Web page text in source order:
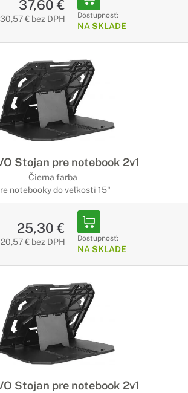
37,60 €
30,57 € bez DPH Dostupnosť:
NA SKLADE
Stojan pre notebook 2v1
Čierna farba
notebooky do veľkosti 15"
25,30 €
20,57 € bez DPH Dostupnosť:
NA SKLADE
Stojan pre notebook 2v1